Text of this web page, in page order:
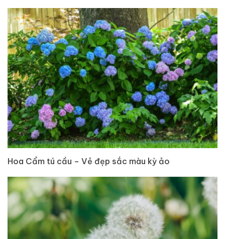
Hoa Cẩm tú cầu – Vẻ đẹp sắc màu kỳ ảo